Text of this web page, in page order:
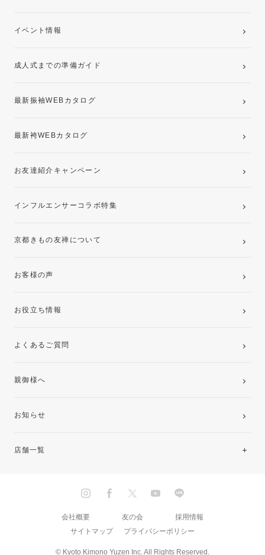
卒業袴レンタルプラン
イベント情報
成人式までの準備ガイド
最新振袖WEBカタログ
最新袴WEBカタログ
お友達紹介キャンペーン
インフルエンサーコラボ特集
京都きもの友禅について
お客様の声
お役立ち情報
よくあるご質問
親御様へ
お知らせ
店舗一覧
© Kyoto Kimono Yuzen Inc. All Rights Reserved.
会社概要 友の会
採用情報
サイトマップ
プライバシーポリシー